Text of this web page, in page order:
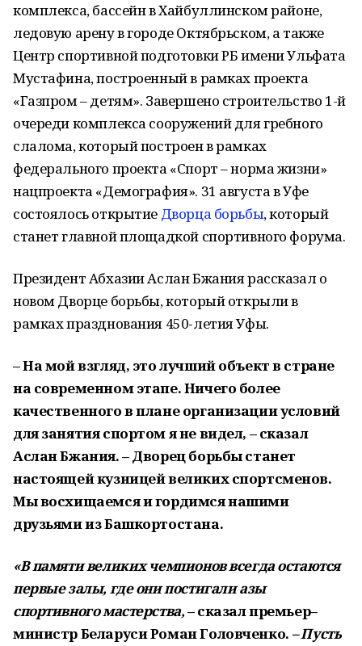
комплекса, бассейн в Хайбуллинском районе,
ледовую арену в городе Октябрьском, а также
Центр спортивной подготовки РБ имени Ульфата
Мустафина, построенный в рамках проекта
«Газпром – детям». Завершено строительство 1-й
очереди комплекса сооружений для гребного
слалома, который построен в рамках
федерального проекта «Спорт – норма жизни»
нацпроекта «Демография». 31 августа в Уфе
состоялось открытие Дворца борьбы, который
станет главной площадкой спортивного форума.
Президент Абхазии Аслан Бжания рассказал о
новом Дворце борьбы, который открыли в
рамках празднования 450-летия Уфы.
– На мой взгляд, это лучший объект в стране
на современном этапе. Ничего более
качественного в плане организации условий
для занятия спортом я не видел, – сказал
Аслан Бжания. – Дворец борьбы станет
настоящей кузницей великих спортсменов.
Мы восхищаемся и гордимся нашими
друзьями из Башкортостана.
«В памяти великих чемпионов всегда остаются
первые залы, где они постигали азы
спортивного мастерства,– сказал премьер–
министр Беларуси Роман Головченко. – Пусть